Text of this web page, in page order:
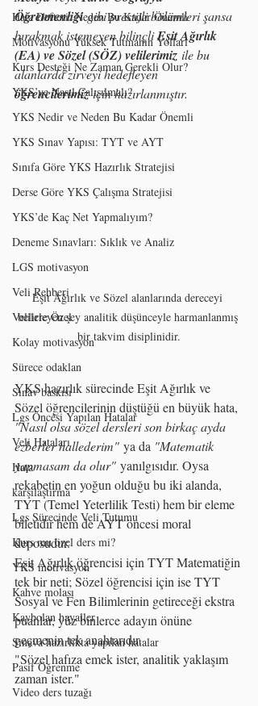
Hata Defteri: Neden Bu Kadar Önemli
Motivasyonu Yüksek Tutmanın Yolları
Kurs Desteği Ne Zaman Gerekli Olur?
YKS’ye Nasıl Çalışılmalı?
YKS Nedir ve Neden Bu Kadar Önemli
YKS Sınav Yapısı: TYT ve AYT
Sınıfa Göre YKS Hazırlık Stratejisi
Derse Göre YKS Çalışma Stratejisi
YKS’de Kaç Net Yapmalıyım?
Deneme Sınavları: Sıklık ve Analiz
LGS motivasyon
Veli Rehberi
Velilere Özel
Kolay motivasyon
Sürece odaklan
Sınav baskısı
Lgs Öncesi Yapılan Hatalar
Veli Hataları
Hata
karşılaştırma
Lgs Sürecinde Veli Tutumu
Kurs mu özel ders mi?
YKS motivasyon
Kahve molası
Kaybolan hayaller
Sınava hazırlıkta yapılan hatalar
Pasif Öğrenme
Video ders tuzağı
Öğretmenliği gibi prestijli bölümleri şansa
bırakmak istemeyen bilinçli Eşit Ağırlık
(EA) ve Sözel (SÖZ) velilerimiz ile bu
alanlarda zirveyi hedefleyen
öğrencilerimiz için hazırlanmıştır.
Eşit Ağırlık ve Sözel alanlarında dereceyi
belirleyen şey analitik düşünceyle harmanlanmış
bir takvim disiplinidir.
YKS hazırlık sürecinde Eşit Ağırlık ve
Sözel öğrencilerinin düştüğü en büyük hata,
"Nasıl olsa sözel dersleri son birkaç ayda
ezberler hallederim" ya da "Matematik
yapmasam da olur" yanılgısıdır. Oysa
rekabetin en yoğun olduğu bu iki alanda,
TYT (Temel Yeterlilik Testi) hem bir eleme
biletidir hem de AYT öncesi moral
deposudur.
Eşit Ağırlık öğrencisi için TYT Matematiğin
tek bir neti; Sözel öğrencisi için ise TYT
Sosyal ve Fen Bilimlerinin getireceği ekstra
puanlar, yüz binlerce adayın önüne
geçmenin tek anahtarıdır.
"Sözel hafıza emek ister, analitik yaklaşım
zaman ister."